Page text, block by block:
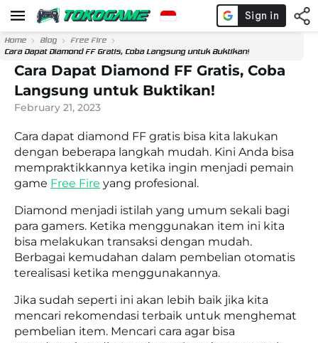
Home Blog
Free Fire
Cara Dapat Diamond FF Gratis, Coba Langsung untuk Buktikan!
Cara Dapat Diamond FF Gratis, Coba
Langsung untuk Buktikan!
February 21, 2023
Cara dapat diamond FF gratis bisa kita lakukan
dengan beberapa langkah mudah. Kini Anda bisa
mempraktikkannya ketika ingin menjadi pemain
game Free Fire yang profesional.
Diamond menjadi istilah yang umum sekali bagi
para gamers. Ketika menggunakan item ini kita
bisa melakukan transaksi dengan mudah.
Berbagai kemudahan dalam pembelian otomatis
terealisasi ketika menggunakannya.
Jika sudah seperti ini akan lebih baik jika kita
mencari rekomendasi terbaik untuk menghemat
pembelian item. Mencari cara agar bisa